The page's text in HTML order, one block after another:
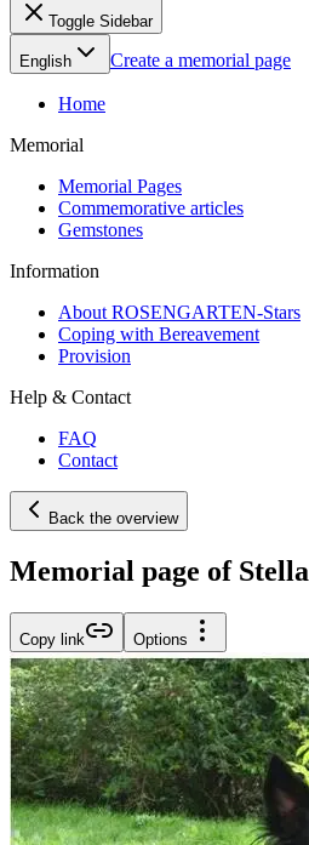
Toggle Sidebar
English Create a memorial page
Home
Memorial
Memorial Pages
Commemorative articles
Gemstones
Information
About ROSENGARTEN-Stars
Coping with Bereavement
Provision
Help & Contact
FAQ
Contact
Back the overview
Memorial page of Stella
Copy link Options